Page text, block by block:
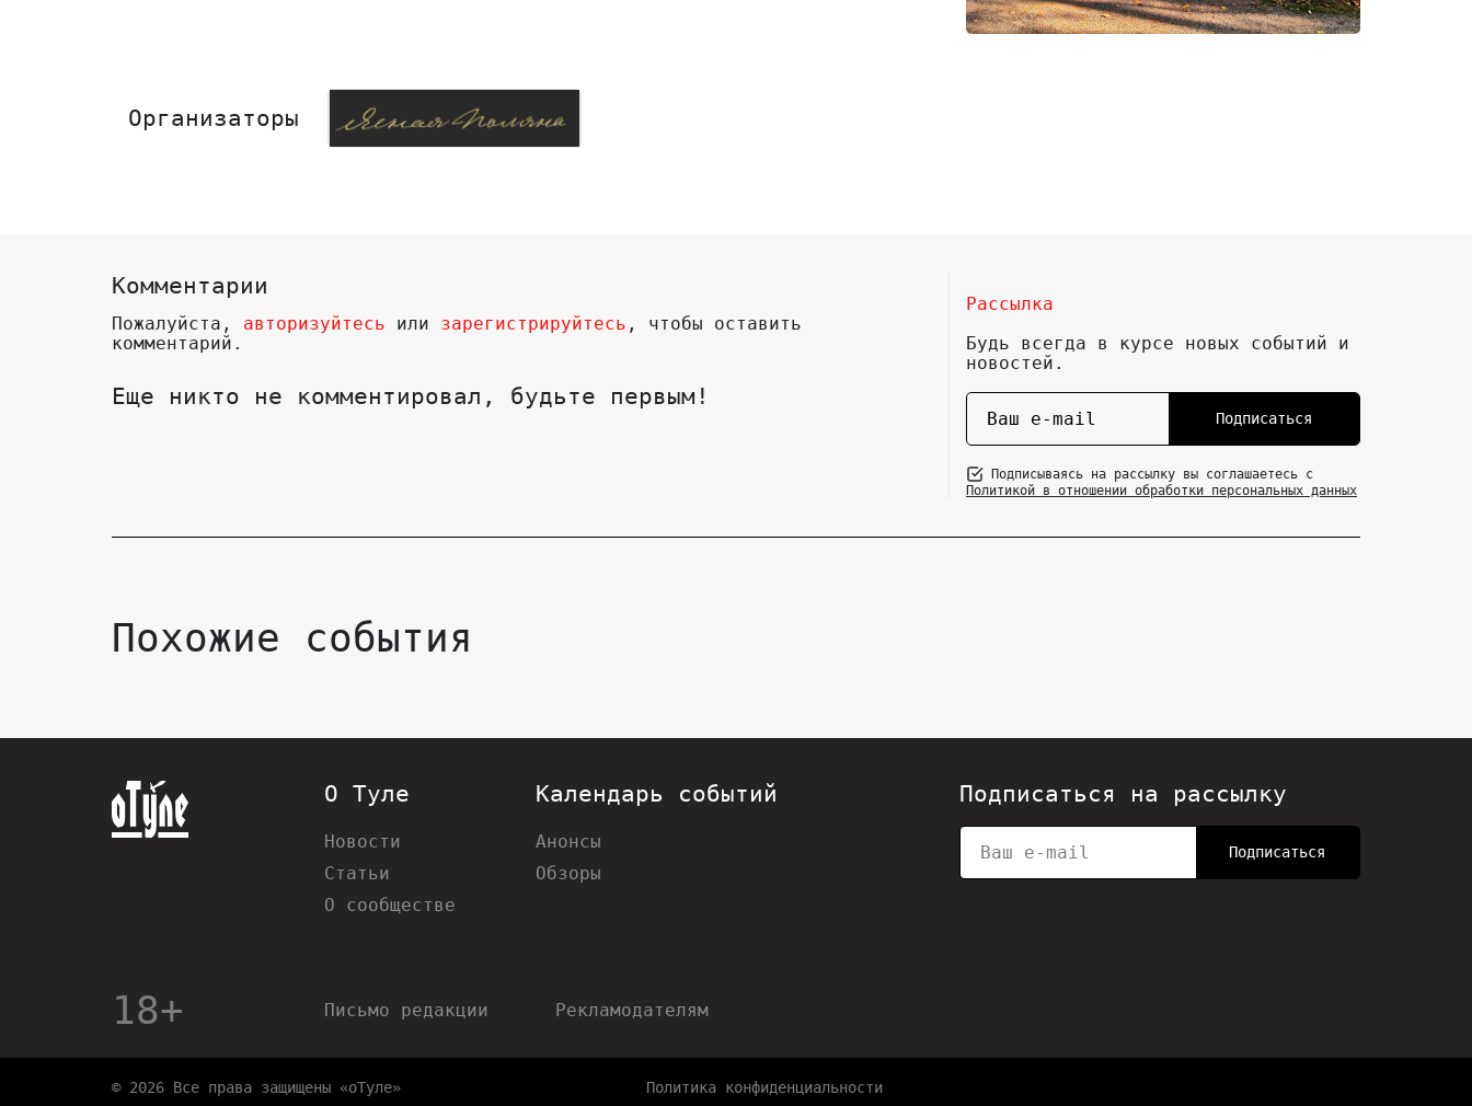
Организаторы
Комментарии
Пожалуйста, авторизуйтесь или зарегистрируйтесь , чтобы оставить
комментарий.
Еще никто не комментировал, будьте первым!
Рассылка
Будь всегда в курсе новых событий и
новостей.
Подписаться
Подписываясь на рассылку вы соглашаетесь с
Политикой в отношении обработки персональных данных
Похожие события
О Туле
Новости
Статьи
О сообществе
Календарь событий
Анонсы
Обзоры
Подписаться на рассылку
Подписаться
18+ Письмо редакции Рекламодателям
© 2026 Все права защищены «оТуле» Политика конфиденциальности